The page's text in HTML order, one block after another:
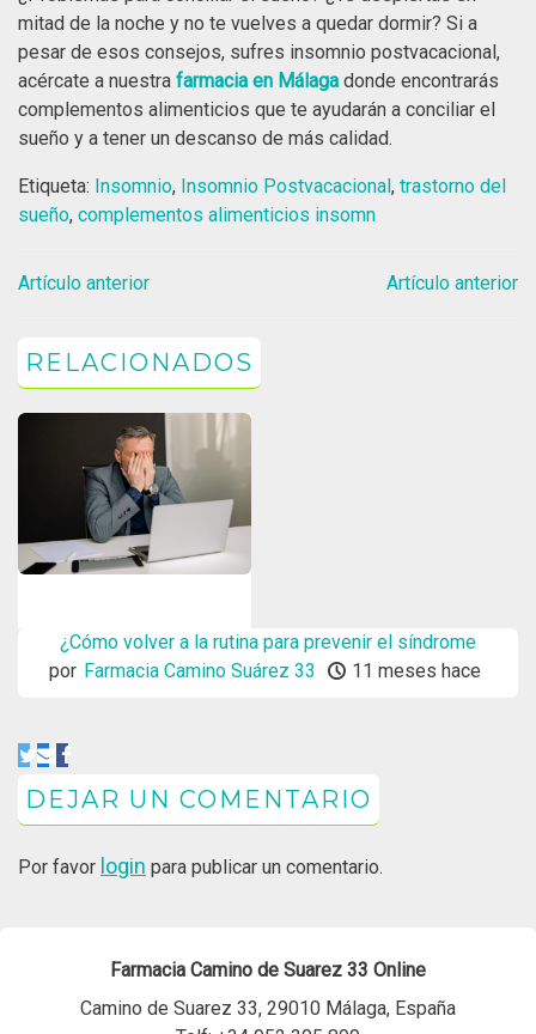
mitad de la noche y no te vuelves a quedar dormir? Si a
pesar de esos consejos, sufres insomnio postvacacional,
acércate a nuestra farmacia en Málaga donde encontrarás
complementos alimenticios que te ayudarán a conciliar el
sueño y a tener un descanso de más calidad.
Etiqueta: Insomnio, Insomnio Postvacacional , trastorno del
sueño, complementos alimenticios insomn
Artículo anterior Artículo anterior
RELACIONADOS
¿Cómo volver a la rutina para prevenir el síndrome
postvacacional?
por Farmacia Camino Suárez 33 11 meses hace
DEJAR UN COMENTARIO
Por favor login para publicar un comentario.
Farmacia Camino de Suarez 33 Online
Camino de Suarez 33, 29010 Málaga, España